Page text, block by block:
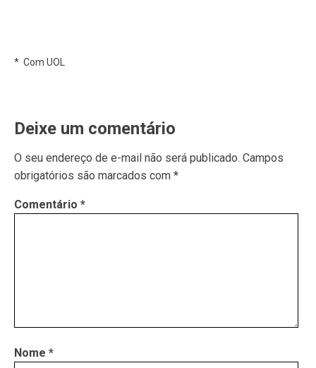
* Com UOL
Deixe um comentário
O seu endereço de e-mail não será publicado. Campos
obrigatórios são marcados com *
Comentário *
Nome *